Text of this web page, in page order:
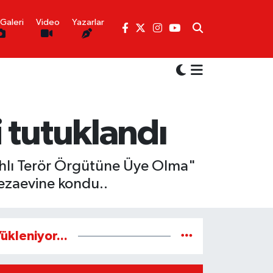
Video Yazarlar
tutuklandı
Terör Örgütüne Üye Olma"
kondu..